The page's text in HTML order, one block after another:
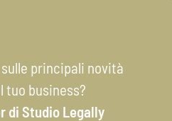
principali novità
tuo business?
di Studio Legally